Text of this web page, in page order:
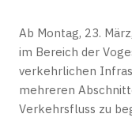
Ab Montag, 23.
im Bereich der
verkehrlichen
mehreren
Verkehrsfluss zu